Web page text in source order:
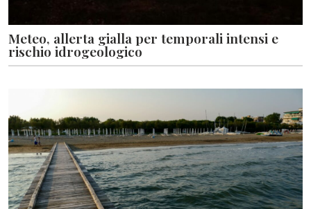
Meteo, allerta gialla per temporali intensi e
rischio idrogeologico